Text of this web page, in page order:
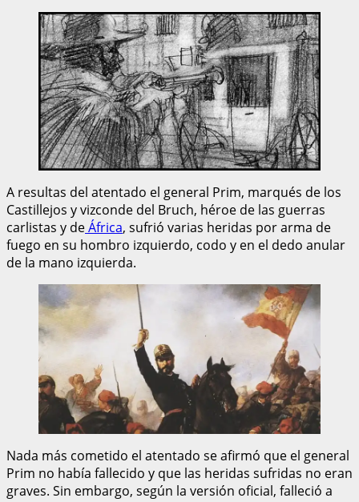
A resultas del atentado el general Prim, marqués de los
Castillejos y vizconde del Bruch, héroe de las guerras
carlistas y deÁfrica, sufrió varias heridas por arma de
fuego en su hombro izquierdo, codo y en el dedo anular
de la mano izquierda.
Nada más cometido el atentado se afirmó que el general
Prim no había fallecido y que las heridas sufridas no eran
graves. Sin embargo, según la versión oficial, falleció a